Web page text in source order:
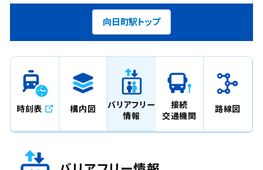
向日町駅トップ
時刻表 構内図
バリアフリー
情報
接続
交通機関
路線図